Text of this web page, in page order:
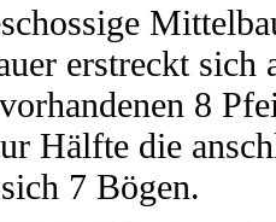
erstreckt sich
8
Hälfte die
7 Bögen.